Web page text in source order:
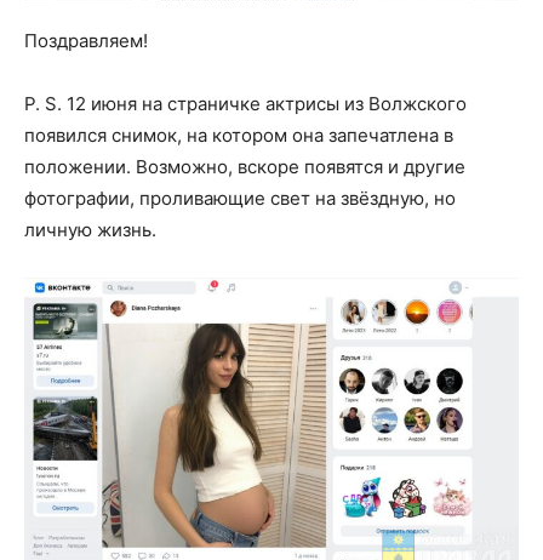
Поздравляем!
P. S. 12 июня на страничке актрисы из Волжского
появился снимок, на котором она запечатлена в
положении. Возможно, вскоре появятся и другие
фотографии, проливающие свет на звёздную, но
личную жизнь.